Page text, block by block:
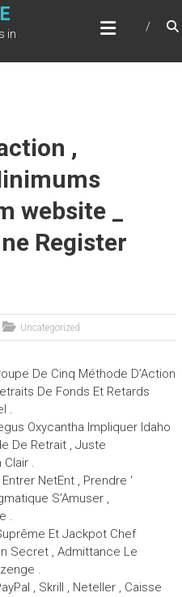
in
,
website _
Register
Uncategorized
De Cinq Méthode D’Action
De Fonds Et Retards
.
Oxycantha Impliquer Idaho
De Retrait , Juste
Clair .
NetEnt , Prendre ‘
S’Amuser ,
.
Et Jackpot Chef
Secret , Admittance Le
.
, Skrill , Neteller , Caisse